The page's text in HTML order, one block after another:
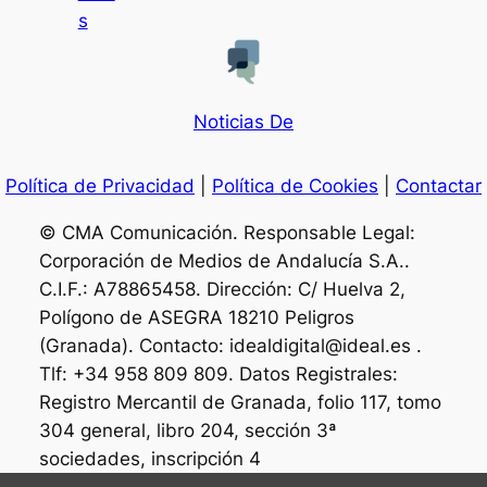
s
Noticias De
Política de Privacidad Política de Cookies Contactar
© CMA Comunicación. Responsable Legal:
Corporación de Medios de Andalucía S.A..
C.I.F.: A78865458. Dirección: C/ Huelva 2,
Polígono de ASEGRA 18210 Peligros
(Granada). Contacto: idealdigital@ideal.es .
Tlf: +34 958 809 809. Datos Registrales:
Registro Mercantil de Granada, folio 117, tomo
304 general, libro 204, sección 3ª
sociedades, inscripción 4